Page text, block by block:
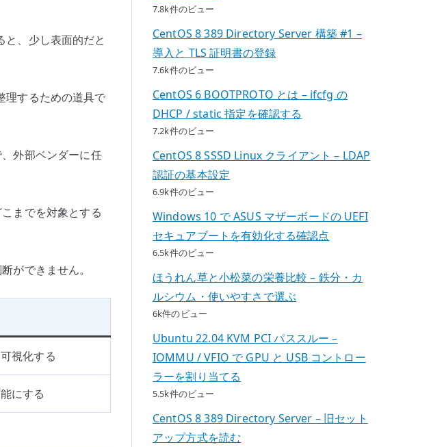
と、少し表面的だと
理するための道具で
外部ベンダーに任
までを対象とする
ができません。
視化する
にする
7.8k件のビュー
CentOS 8 389 Directory Server 構築 #1 –
導入と TLS 証明書の登録
7.6k件のビュー
CentOS 6 BOOTPROTO とは – ifcfg の
DHCP / static 指定を確認する
7.2k件のビュー
CentOS 8 SSSD Linux クライアント – LDAP
認証の基本設定
6.9k件のビュー
Windows 10 で ASUS マザーボードの UEFI
セキュアブートを有効化する確認点
6.5k件のビュー
ほうれん草と小松菜の栄養比較 – 鉄分・カ
ルシウム・使いやすさで選ぶ
6k件のビュー
Ubuntu 22.04 KVM PCI パススルー –
IOMMU / VFIO で GPU と USB コントロー
ラーを割り当てる
5.5k件のビュー
CentOS 8 389 Directory Server – 旧セット
アップ方式を読む